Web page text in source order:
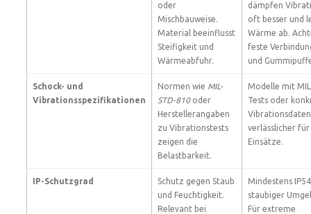
oder
Mischbauweise.
Material beeinflusst
Steifigkeit und
Wärmeabfuhr.
dämpfen
oft besser und
Wärme ab.
feste
und
Schock- und
Vibrationsspezifikationen
Normen wie MIL-
STD-810oder
Herstellerangaben
zu Vibrationstests
zeigen die
Belastbarkeit.
Modelle mit
Tests oder
verlässlicher
Einsätze.
IP-Schutzgrad
Schutz gegen Staub
und Feuchtigkeit.
Relevant bei
Mindestens
staubiger
Für extreme